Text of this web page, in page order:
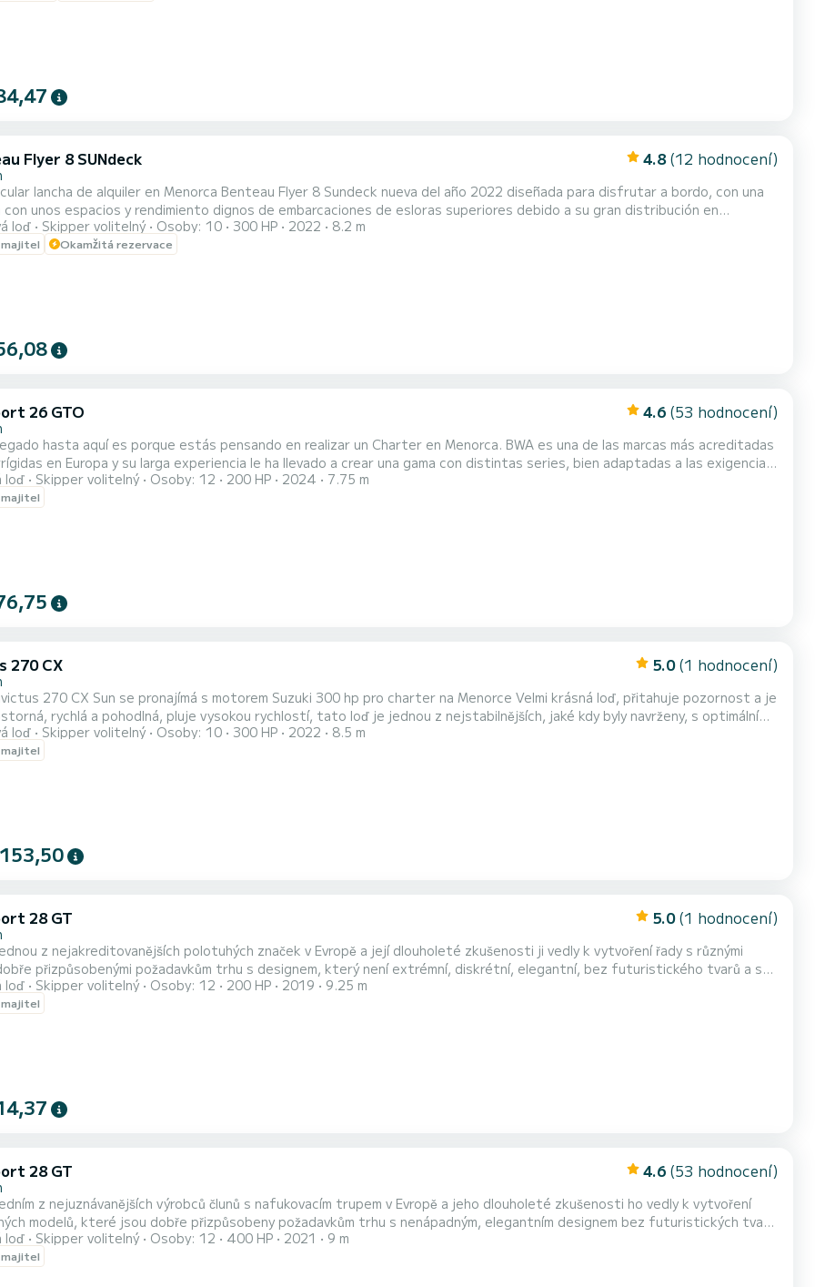
Flyer 8 SUNdeck 4.8 (12 hodnocení)
lancha de alquiler en Menorca Benteau Flyer 8 Sundeck nueva del año 2022 diseñada para disfrutar a bordo, con una
unos espacios y rendimiento dignos de embarcaciones de esloras superiores debido a su gran distribución en
¡Con un motor de 300 cv Suzuki de última generación, podrá navegar a una velocidad máxima de
loď Skipper volitelný Osoby: 10 300 HP 2022 8.2 m
Okamžitá rezervace
26 GTO 4.6 (53 hodnocení)
hasta aquí es porque estás pensando en realizar un Charter en Menorca. BWA es una de las marcas más acreditadas
en Europa y su larga experiencia le ha llevado a crear una gama con distintas series, bien adaptadas a las exigencias
con un diseño nada extremo, discreto, elegante, sin formas futuristas, y con una distribución muy racional. La serie
es la mejor presentación de la marca con un diseño de carena con una acentuada V en proa y unos flota...
loď Skipper volitelný Osoby: 12 200 HP 2024 7.75 m
270 CX 5.0 (1 hodnocení)
270 CX Sun se pronajímá s motorem Suzuki 300 hp pro charter na Menorce Velmi krásná loď, přitahuje pozornost a je
rychlá a pohodlná, pluje vysokou rychlostí, tato loď je jednou z nejstabilnějších, jaké kdy byly navrženy, s optimálním
rychlost. Je to ideální loď k pronájmu a užít si ostrov Menorca. Má pohovku na zádi. Sedadla pilota a spolujezdce
dopředu, aby se dostali do kuchyně. Na přídi má solárium k ležení / sezení několika lidí....
loď Skipper volitelný Osoby: 10 300 HP 2022 8.5 m
28 GT 5.0 (1 hodnocení)
z nejakreditovanějších polotuhých značek v Evropě a její dlouholeté zkušenosti ji vedly k vytvoření řady s různými
přizpůsobenými požadavkům trhu s designem, který není extrémní, diskrétní, elegantní, bez futuristického tvarů a s
rozložením. Série Premium je nejlepší prezentací značky s designem trupu se zvýrazněným V v přídi a plováky velkého
průměru. Dvě Suzuki DF 200 mu dodávají sportovní design, nekavitují a zrychlují se spoustou otáček a plynul...
loď Skipper volitelný Osoby: 12 200 HP 2019 9.25 m
28 GT 4.6 (53 hodnocení)
z nejuznávanějších výrobců člunů s nafukovacím trupem v Evropě a jeho dlouholeté zkušenosti ho vedly k vytvoření
modelů, které jsou dobře přizpůsobeny požadavkům trhu s nenápadným, elegantním designem bez futuristických tvarů
uspořádáním. Řada Premium představuje nejlepší prezentaci značky s trupem se zdůrazněným V tvarem na přídi a s
loď Skipper volitelný Osoby: 12 400 HP 2021 9 m